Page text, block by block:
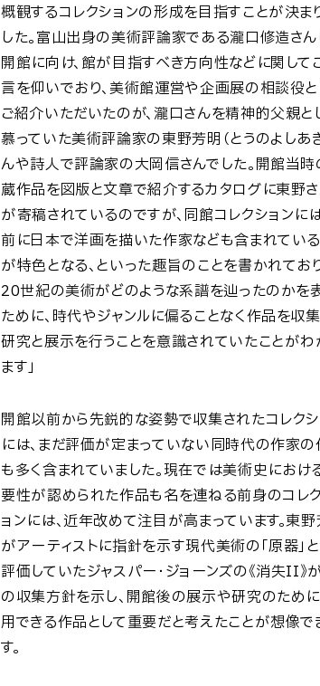
概観するコレクションの形成を目指すことが決ま
した。富山出身の美術評論家である瀧口修造さん
開館に向け、館が目指すべき方向性などに関して
言を仰いでおり、美術館運営や企画展の相談役と
ご紹介いただいたのが、瀧口さんを精神的父親と
慕っていた美術評論家の東野芳明（とうのよしあ
んや詩人で評論家の大岡信さんでした。開館当
蔵作品を図版と文章で紹介するカタログに東野
が寄稿されているのですが、同館コレクションに
前に日本で洋画を描いた作家なども含まれてい
が特色となる、といった趣旨のことを書かれており
20世紀の美術がどのような系譜を辿ったのかを
ために、時代やジャンルに偏ることなく作品を収
研究と展示を行うことを意識されていたことがわ
ます」
開館以前から先鋭的な姿勢で収集されたコレク
には、まだ評価が定まっていない同時代の作家
も多く含まれていました。現在では美術史におけ
要性が認められた作品も名を連ねる前身のコレ
ョンには、近年改めて注目が高まっています。東
がアーティストに指針を示す現代美術の「原器」
評価していたジャスパー・ジョーンズの《消失II》
の収集方針を示し、開館後の展示や研究のため
用できる作品として重要だと考えたことが想像で
す。